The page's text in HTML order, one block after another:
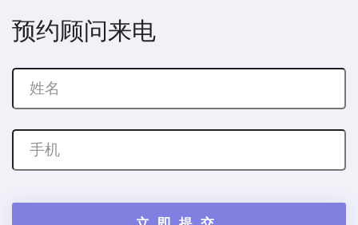
预约顾问来电